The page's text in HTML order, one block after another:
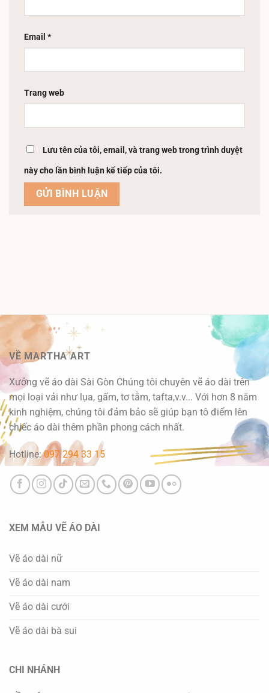
Email *
Trang web
Lưu tên của tôi, email, và trang web trong trình duyệt
này cho lần bình luận kế tiếp của tôi.
VỀ MARTHA ART
Xưởng vẽ áo dài Sài Gòn Chúng tôi chuyên vẽ áo dài trên
mọi loại vải như lụa, gấm, tơ tằm, tafta,v.v... Với hơn 8 năm
kinh nghiệm, chúng tôi đảm bảo sẽ giúp bạn tô điểm lên
chiếc áo dài thêm phần phong cách nhất.
Hotline:097 294 33 15
XEM MẪU VẼ ÁO DÀI
Vẽ áo dài nữ
Vẽ áo dài nam
Vẽ áo dài cưới
Vẽ áo dài bà sui
CHI NHÁNH